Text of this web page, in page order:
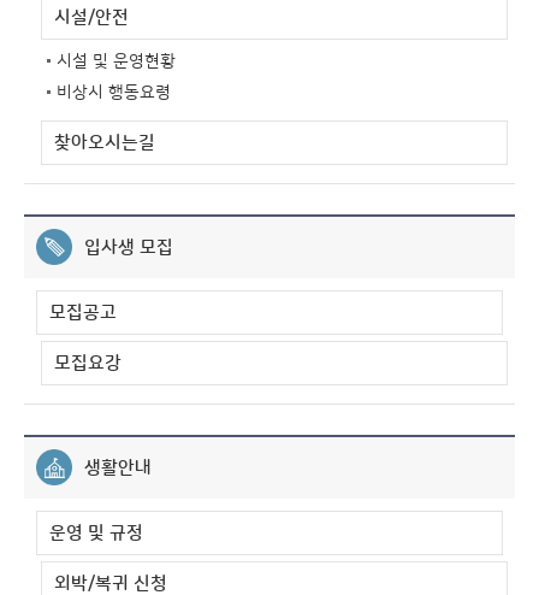
시설/안전
시설 및 운영현황
비상시 행동요령
찾아오시는길
입사생 모집
모집공고
모집요강
생활안내
운영 및 규정
외박/복귀 신청